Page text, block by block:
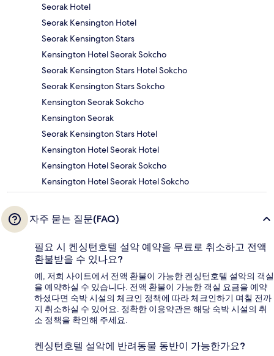
Seorak Hotel
Seorak Kensington Hotel
Seorak Kensington Stars
Kensington Hotel Seorak Sokcho
Seorak Kensington Stars Hotel Sokcho
Seorak Kensington Stars Sokcho
Kensington Seorak Sokcho
Kensington Seorak
Seorak Kensington Stars Hotel
Kensington Hotel Seorak Hotel
Kensington Hotel Seorak Sokcho
Kensington Hotel Seorak Hotel Sokcho
자주 묻는 질문(FAQ)
필요 시 켄싱턴호텔 설악 예약을 무료로 취소하고 전액
환불받을 수 있나요?
예, 저희 사이트에서 전액 환불이 가능한 켄싱턴호텔 설악의 객실
을 예약하실 수 있습니다. 전액 환불이 가능한 객실 요금을 예약
하셨다면 숙박 시설의 체크인 정책에 따라 체크인하기 며칠 전까
지 취소하실 수 있어요. 정확한 이용약관은 해당 숙박 시설의 취
소 정책을 확인해 주세요.
켄싱턴호텔 설악에 반려동물 동반이 가능한가요?